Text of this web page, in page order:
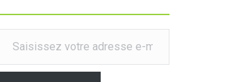
votre adresse e-mail…